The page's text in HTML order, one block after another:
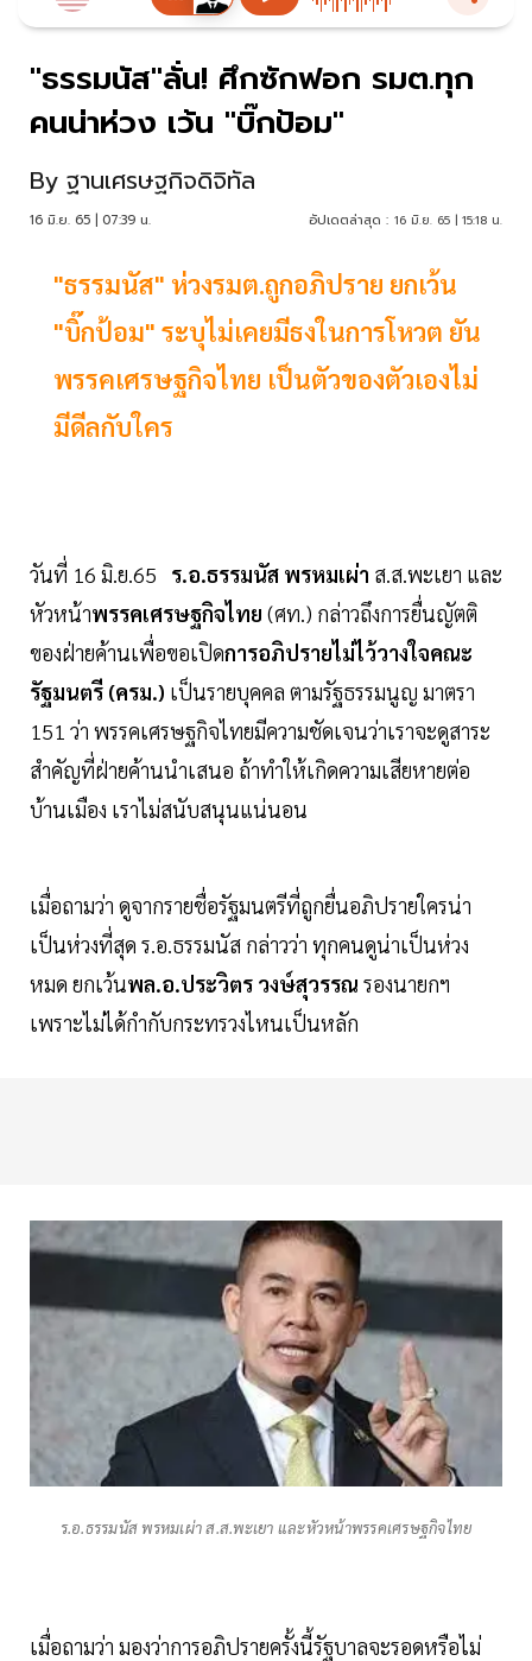
"ธรรมนัส"ลั่น! ศึกซักฟอก รมต.ทุก
คนน่าห่วง เว้น "บิ๊กป้อม"
By ฐานเศรษฐกิจดิจิทัล
16 มิ.ย. 65 | 07:39 น. อัปเดตล่าสุด : 16 มิ.ย. 65 | 15:18 น.
"ธรรมนัส" ห่วงรมต.ถูกอภิปราย ยกเว้น
"บิ๊กป้อม" ระบุไม่เคยมีธงในการโหวต ยัน
พรรคเศรษฐกิจไทย เป็นตัวของตัวเองไม่
มีดีลกับใคร
วันที่ 16 มิ.ย.65 ร.อ.ธรรมนัส พรหมเผ่า ส.ส.พะเยา และ
หัวหน้าพรรคเศรษฐกิจไทย (ศท.) กล่าวถึงการยื่นญัตติ
ของฝ่ายค้านเพื่อขอเปิดการอภิปรายไม่ไว้วางใจคณะ
รัฐมนตรี (ครม.) เป็นรายบุคคล ตามรัฐธรรมนูญ มาตรา
151 ว่า พรรคเศรษฐกิจไทยมีความชัดเจนว่าเราจะดูสาระ
สำคัญที่ฝ่ายค้านนำเสนอ ถ้าทำให้เกิดความเสียหายต่อ
บ้านเมือง เราไม่สนับสนุนแน่นอน
เมื่อถามว่า ดูจากรายชื่อรัฐมนตรีที่ถูกยื่นอภิปรายใครน่า
เป็นห่วงที่สุด ร.อ.ธรรมนัส กล่าวว่า ทุกคนดูน่าเป็นห่วง
หมด ยกเว้นพล.อ.ประวิตร วงษ์สุวรรณ รองนายกฯ
เพราะไม่ได้กำกับกระทรวงไหนเป็นหลัก
ร.อ.ธรรมนัส พรหมเผ่า ส.ส.พะเยา และหัวหน้าพรรคเศรษฐกิจไทย
เมื่อถามว่า มองว่าการอภิปรายครั้งนี้รัฐบาลจะรอดหรือไม่